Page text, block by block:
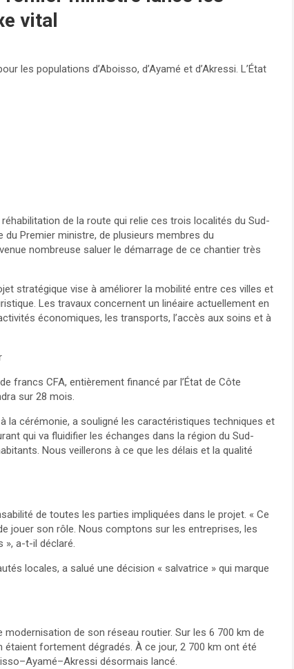
vital
les populations d’Aboisso, d’Ayamé et d’Akressi. L’État
de la route qui relie ces trois localités du Sud-
du Premier ministre, de plusieurs membres du
nombreuse saluer le démarrage de ce chantier très
stratégique vise à améliorer la mobilité entre ces villes et
Les travaux concernent un linéaire actuellement en
économiques, les transports, l’accès aux soins et à
francs CFA, entièrement financé par l’État de Côte
sur 28 mois.
la cérémonie, a souligné les caractéristiques techniques et
qui va fluidifier les échanges dans la région du Sud-
Nous veillerons à ce que les délais et la qualité
de toutes les parties impliquées dans le projet. « Ce
jouer son rôle. Nous comptons sur les entreprises, les
a-t-il déclaré.
locales, a salué une décision « salvatrice » qui marque
modernisation de son réseau routier. Sur les 6 700 km de
fortement dégradés. À ce jour, 2 700 km ont été
désormais lancé.